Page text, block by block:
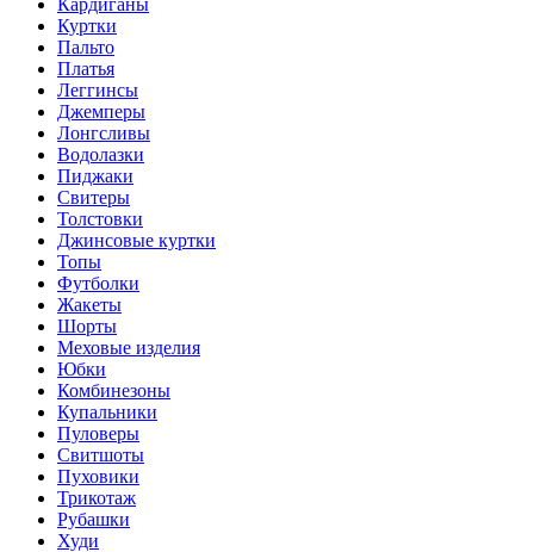
Кардиганы
Куртки
Пальто
Платья
Леггинсы
Джемперы
Лонгсливы
Водолазки
Пиджаки
Свитеры
Толстовки
Джинсовые куртки
Топы
Футболки
Жакеты
Шорты
Меховые изделия
Юбки
Комбинезоны
Купальники
Пуловеры
Свитшоты
Пуховики
Трикотаж
Рубашки
Худи